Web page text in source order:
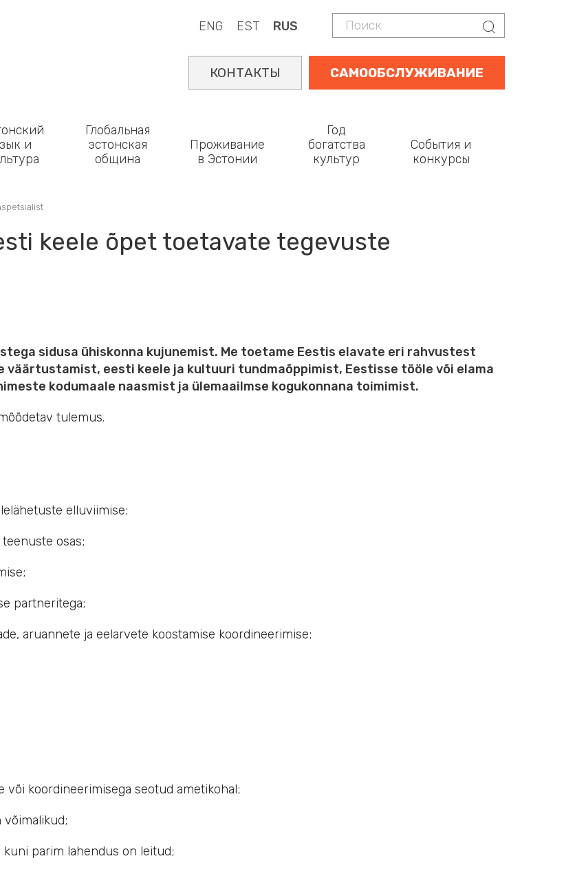
Поиск Поиск
ENG EST RUS
САМООБСЛУЖИВАНИЕ
КОНТАКТЫ
и
Глобальная
эстонская
община
Проживание
в Эстонии
Год
богатства
культур
События и
конкурсы
keele õpet toetavate tegevuste
sidusa ühiskonna kujunemist. Me toetame Eestis elavate eri rahvustest
eesti keele ja kultuuri tundmaõppimist, Eestisse tööle või elama
kodumaale naasmist ja ülemaailmse kogukonnana toimimist.
tulemus.
elluviimise;
osas;
partneritega;
aruannete ja eelarvete koostamise koordineerimise;
koordineerimisega seotud ametikohal;
kuni parim lahendus on leitud;